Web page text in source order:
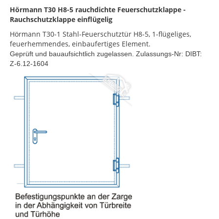
Hörmann T30 H8-5 rauchdichte Feuerschutzklappe -
Rauchschutzklappe einflügelig
Hörmann T30-1 Stahl-Feuerschutztür H8-5, 1-flügeliges,
feuerhemmendes, einbaufertiges Element.
Geprüft und bauaufsichtlich zugelassen. Zulassungs-Nr: DIBT:
Z-6.12-1604